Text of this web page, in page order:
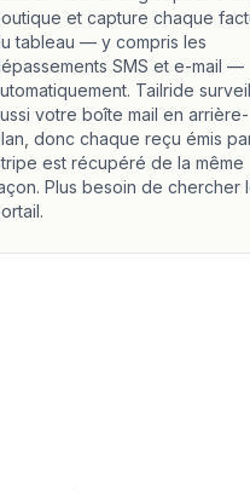
et capture chaque
tableau — y compris les
SMS et e-mail —
Tailride
votre boîte mail en arrière-
donc chaque reçu émis
est récupéré de la même
Plus besoin de chercher